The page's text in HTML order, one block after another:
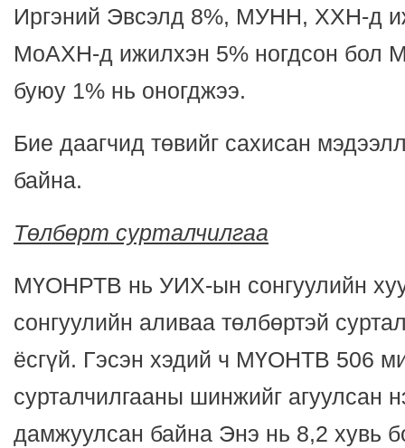
Иргэний Эвсэлд 8%, МУНН, ХХН-д
МоАХН-д ижилхэн 5% ногдсон бол
буюу 1% нь оногджээ.
Бие даагчид төвийг сахисан
байна.
Төлбөрт сурталчилгаа
МҮОНРТВ нь УИХ-ын сонгуулийн
сонгуулийн аливаа төлбөртэй
ёсгүй. Гэсэн хэдий ч МҮОНТВ 506
сурталчилгааны шинжийг агуулсан
дамжуулсан байна Энэ нь 8,2 хувь